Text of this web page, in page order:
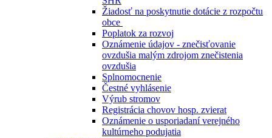
Žiadosť na poskytnutie dotácie z rozpočtu
obce
Poplatok za rozvoj
Oznámenie údajov - znečisťovanie
ovzdušia malým zdrojom znečistenia
ovzdušia
Splnomocnenie
Čestné vyhlásenie
Výrub stromov
Registrácia chovov hosp. zvierat
Oznámenie o usporiadaní verejného
kultúrneho podujatia